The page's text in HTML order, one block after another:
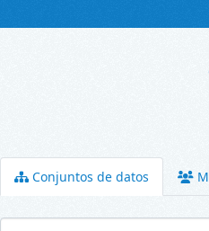
Conjuntos de datos